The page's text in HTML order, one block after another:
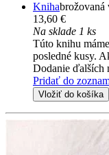
Knihabrožovaná
13,60 €
Na sklade 1 ks
Túto knihu
posledné kusy.
Dodanie ďalších
Pridať do
Vložiť do košíka